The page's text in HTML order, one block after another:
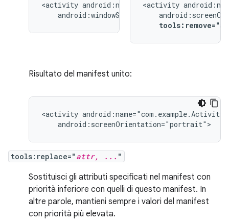
<activity
<activity
Risultato del manifest unito:
<activity
android:screenOrientation="portrait">
tools:replace=" attr, ... "
Sostituisci gli attributi specificati nel manifest con
priorità inferiore con quelli di questo manifest. In
altre parole, mantieni sempre i valori del manifest
con priorità più elevata.